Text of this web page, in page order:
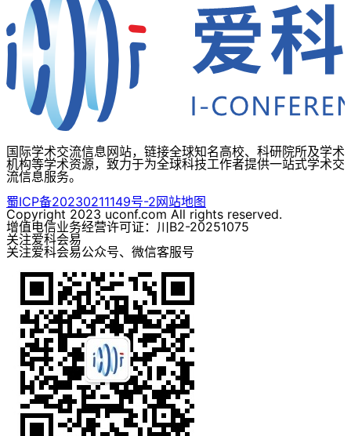
国际学术交流信息网站，链接全球知名高校、科研院所及学术
机构等学术资源，致力于为全球科技工作者提供一站式学术交
流信息服务。
蜀ICP备20230211149号-2网站地图
Copyright 2023 uconf.com All rights reserved.
增值电信业务经营许可证：川B2-20251075
关注爱科会易
关注爱科会易公众号、微信客服号